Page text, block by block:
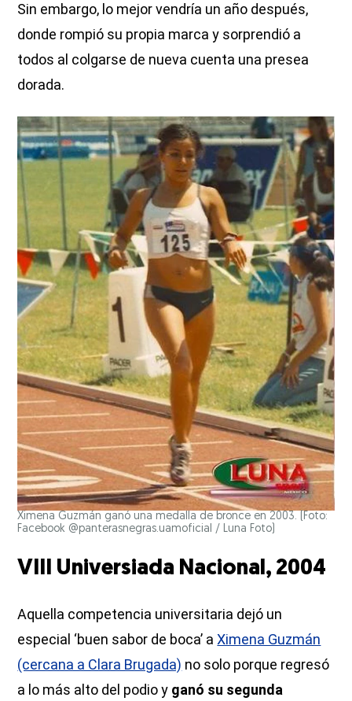
Sin embargo, lo mejor vendría un año después,
donde rompió su propia marca y sorprendió a
todos al colgarse de nueva cuenta una presea
dorada.
Ximena Guzmán ganó una medalla de bronce en 2003. (Foto:
Facebook @panterasnegras.uamoficial / Luna Foto)
VIII Universiada Nacional, 2004
Aquella competencia universitaria dejó un
especial ‘buen sabor de boca’ aXimena Guzmán
(cercana a Clara Brugada) no solo porque regresó
a lo más alto del podio y ganó su segunda